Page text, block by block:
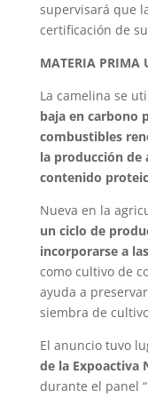
supervisará que
certificación de
MATERIA PRIMA
La camelina se
baja en carbono
combustibles
la producción de
contenido
Nueva en la
un ciclo de
incorporarse a
como cultivo de
ayuda a
siembra de
El anuncio tuvo
de la Expoactiva
durante el panel